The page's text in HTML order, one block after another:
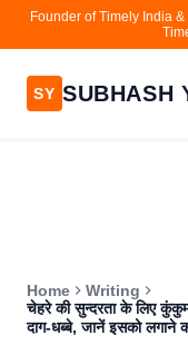
Founder of Timely India
SY SUBHASH
Contact
Home
Writing
चेहरे की सुन्दरता के लिए
दाग-धब्बे, जानें इसको लगाने